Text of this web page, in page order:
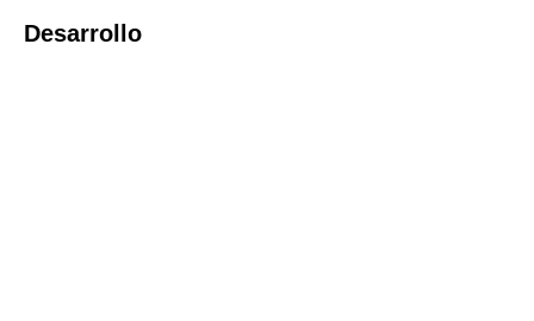
Desarrollo